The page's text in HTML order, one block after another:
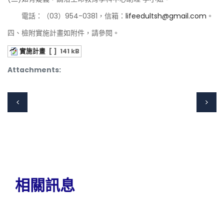
電話：（03）954-0381，信箱： lifeedultsh@gmail.com 。
四、檢附實施計畫如附件，請參閱。
Attachments:
實施計畫 [ ] 141 kB
相關訊息